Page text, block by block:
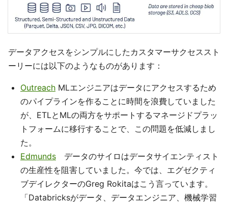
データアクセスをシンプルにしたカスタマーサクセススト
ーリーには以下のようなものがあります：
Outreach MLエンジニアはデータにアクセスするため
のパイプラインを作ることに時間を浪費していました
が、ETLとMLの両方をサポートするマネージドプラッ
トフォームに移行することで、この問題を低減しまし
た。
Edmunds データのサイロはデータサイエンティスト
の生産性を阻害していました。今では、エグゼクティ
ブデイレクターのGreg Rokitaはこう言っています。
「Databricksがデータ、データエンジニア、機械学習